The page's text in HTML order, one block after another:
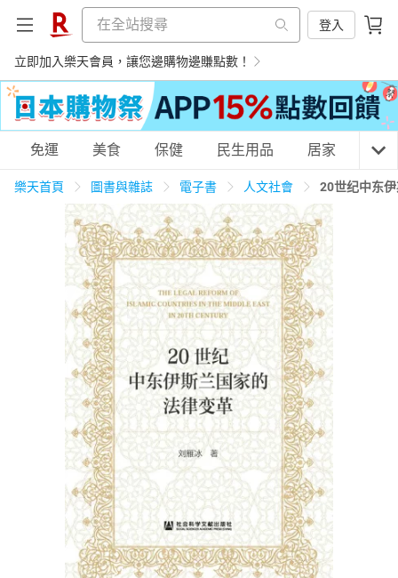
登入
立即加入樂天會員，讓您邊購物邊賺點數！
購物網分類
天天免運 美食蛋糕 養生保健 民生用品
居家生活 3C家電 運動休閒 親子玩具
男裝 化妝保養
電子/紙本書
HOT
免運 美食 保健 民生用品 居家 3C
樂天首頁 圖書與雜誌 電子書 人文社會 20世纪中东